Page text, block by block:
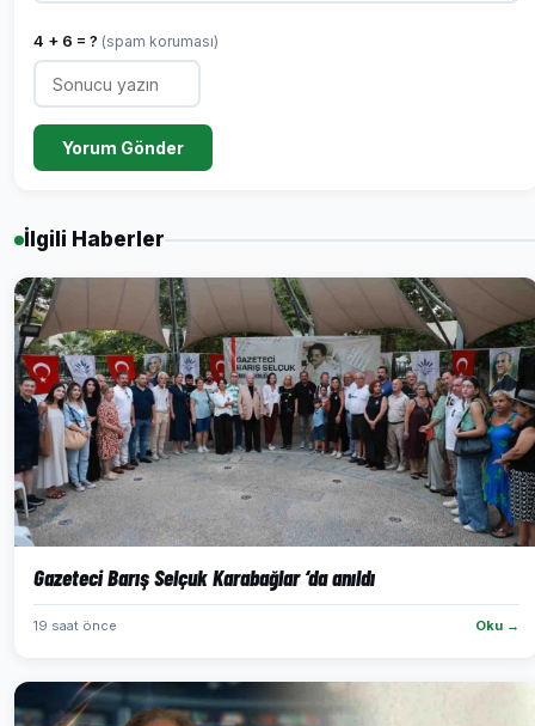
4 + 6 = ? (spam koruması)
Yorum Gönder
İlgili Haberler
Gazeteci Barış Selçuk Karabağlar ‘da anıldı
19 saat önce Oku →